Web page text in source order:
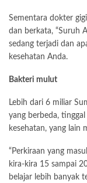
Sementara dokter
dan berkata, “Suruh
sedang terjadi dan
kesehatan Anda.
Bakteri mulut
Lebih dari 6 miliar
yang berbeda,
kesehatan, yang lain
“Perkiraan yang
kira-kira 15 sampai
belajar lebih banyak